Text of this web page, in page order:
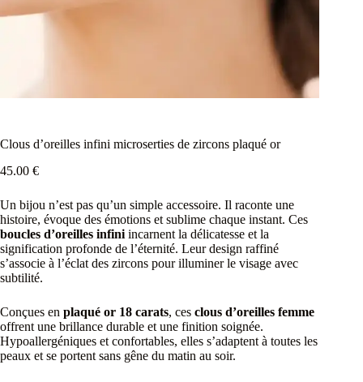
Clous d’oreilles infini microserties de zircons plaqué or
45.00 €
Un bijou n’est pas qu’un simple accessoire. Il raconte une
histoire, évoque des émotions et sublime chaque instant. Ces
boucles d’oreilles infini incarnent la délicatesse et la
signification profonde de l’éternité. Leur design raffiné
s’associe à l’éclat des zircons pour illuminer le visage avec
subtilité.
Conçues en plaqué or 18 carats, ces clous d’oreilles femme
offrent une brillance durable et une finition soignée.
Hypoallergéniques et confortables, elles s’adaptent à toutes les
peaux et se portent sans gêne du matin au soir.